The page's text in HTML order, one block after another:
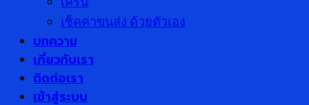
เช็คค่าขนส่ง ด้วยตัวเอง
บทความ
เกี่ยวกับเรา
ติดต่อเรา
เข้าสู่ระบบ